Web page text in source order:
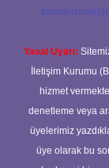
Yasal Uyarı:
İletişim Kurumu
hizmet
denetleme veya
üyelerimiz
üye olarak bu